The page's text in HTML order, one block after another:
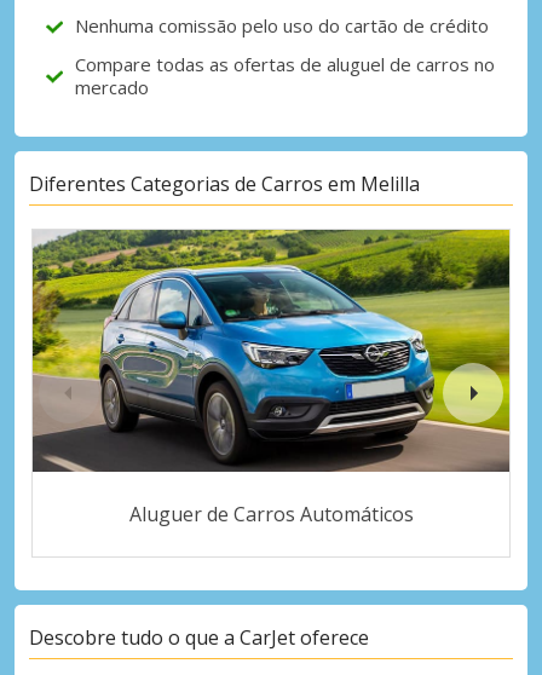
Nenhuma comissão pelo uso do cartão de crédito
Compare todas as ofertas de aluguel de carros no
mercado
Diferentes Categorias de Carros em Melilla
Aluguer de Carros Automáticos
Descobre tudo o que a CarJet oferece